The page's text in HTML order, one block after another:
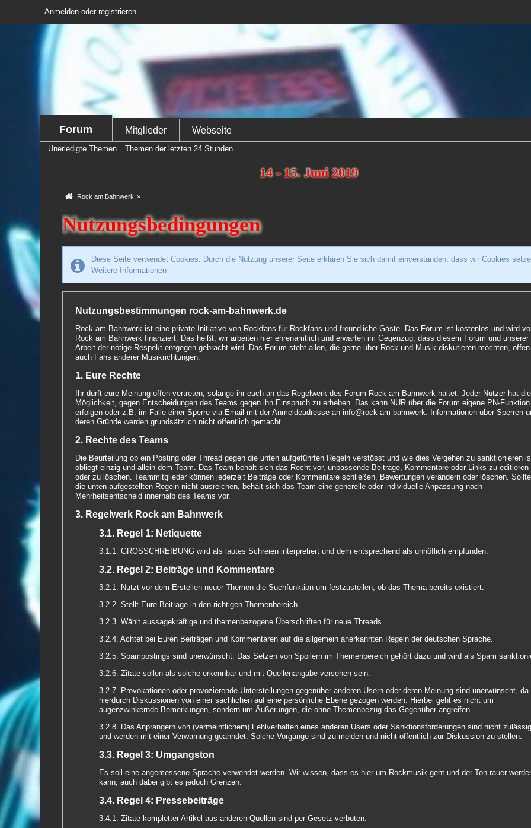
Anmelden oder registrieren
Forum Mitglieder Webseite
Unerledigte Themen Themen der letzten 24 Stunden
14 - 15. Juni 2019
Rock am Bahnwerk »
Nutzungsbedingungen
Diese Seite verwendet Cookies. Durch die Nutzung unserer Seite erklären Sie sich damit einverstanden, dass wir Cookies
Weitere Informationen
Nutzungsbestimmungen rock-am-bahnwerk.de
Rock am Bahnwerk ist eine private Initiative von Rockfans für Rockfans und freundliche Gäste. Das Forum ist kostenlos und wird
Rock am Bahnwerk finanziert. Das heißt, wir arbeiten hier ehrenamtlich und erwarten im Gegenzug, dass diesem Forum und unserer
Arbeit der nötige Respekt entgegen gebracht wird. Das Forum steht allen, die gerne über Rock und Musik diskutieren möchten,
auch Fans anderer Musikrichtungen.
1. Eure Rechte
Ihr dürft eure Meinung offen vertreten, solange ihr euch an das Regelwerk des Forum Rock am Bahnwerk haltet. Jeder Nutzer hat die
Möglichkeit, gegen Entscheidungen des Teams gegen ihn Einspruch zu erheben. Das kann NUR über die Forum eigene PN-Funktion
erfolgen oder z.B. im Falle einer Sperre via Email mit der Anmeldeadresse an info@rock-am-bahnwerk. Informationen über Sperren
deren Gründe werden grundsätzlich nicht öffentlich gemacht.
2. Rechte des Teams
Die Beurteilung ob ein Posting oder Thread gegen die unten aufgeführten Regeln verstösst und wie dies Vergehen zu sanktionieren
obliegt einzig und allein dem Team. Das Team behält sich das Recht vor, unpassende Beiträge, Kommentare oder Links zu editieren
oder zu löschen. Teammitglieder können jederzeit Beiträge oder Kommentare schließen, Bewertungen verändern oder löschen.
die unten aufgestellten Regeln nicht ausreichen, behält sich das Team eine generelle oder individuelle Anpassung nach
Mehrheitsentscheid innerhalb des Teams vor.
3. Regelwerk Rock am Bahnwerk
3.1. Regel 1: Netiquette
3.1.1. GROSSCHREIBUNG wird als lautes Schreien interpretiert und dem entsprechend als unhöflich empfunden.
3.2. Regel 2: Beiträge und Kommentare
3.2.1. Nutzt vor dem Erstellen neuer Themen die Suchfunktion um festzustellen, ob das Thema bereits existiert.
3.2.2. Stellt Eure Beiträge in den richtigen Themenbereich.
3.2.3. Wählt aussagekräftige und themenbezogene Überschriften für neue Threads.
3.2.4. Achtet bei Euren Beiträgen und Kommentaren auf die allgemein anerkannten Regeln der deutschen Sprache.
3.2.5. Spampostings sind unerwünscht. Das Setzen von Spoilern im Themenbereich gehört dazu und wird als Spam
3.2.6. Zitate sollen als solche erkennbar und mit Quellenangabe versehen sein.
3.2.7. Provokationen oder provozierende Unterstellungen gegenüber anderen Usern oder deren Meinung sind unerwünscht, da
hierdurch Diskussionen von einer sachlichen auf eine persönliche Ebene gezogen werden. Hierbei geht es nicht um
augenzwinkernde Bemerkungen, sondern um Äußerungen, die ohne Themenbezug das Gegenüber angreifen.
3.2.8. Das Anprangern von (vermeintlichem) Fehlverhalten eines anderen Users oder Sanktionsforderungen sind nicht
und werden mit einer Verwarnung geahndet. Solche Vorgänge sind zu melden und nicht öffentlich zur Diskussion zu stellen.
3.3. Regel 3: Umgangston
Es soll eine angemessene Sprache verwendet werden. Wir wissen, dass es hier um Rockmusik geht und der Ton rauer
kann; auch dabei gibt es jedoch Grenzen.
3.4. Regel 4: Pressebeiträge
3.4.1. Zitate kompletter Artikel aus anderen Quellen sind per Gesetz verboten.